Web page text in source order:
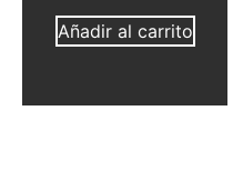
Añadir al carrito